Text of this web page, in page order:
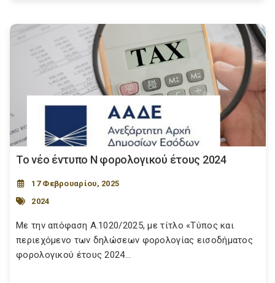
Το νέο έντυπο Ν φορολογικού έτους 2024
17 Φεβρουαρίου, 2025
2024
Με την απόφαση Α.1020/2025, με τίτλο «Τύπος και
περιεχόμενο των δηλώσεων φορολογίας εισοδήματος
φορολογικού έτους 2024...